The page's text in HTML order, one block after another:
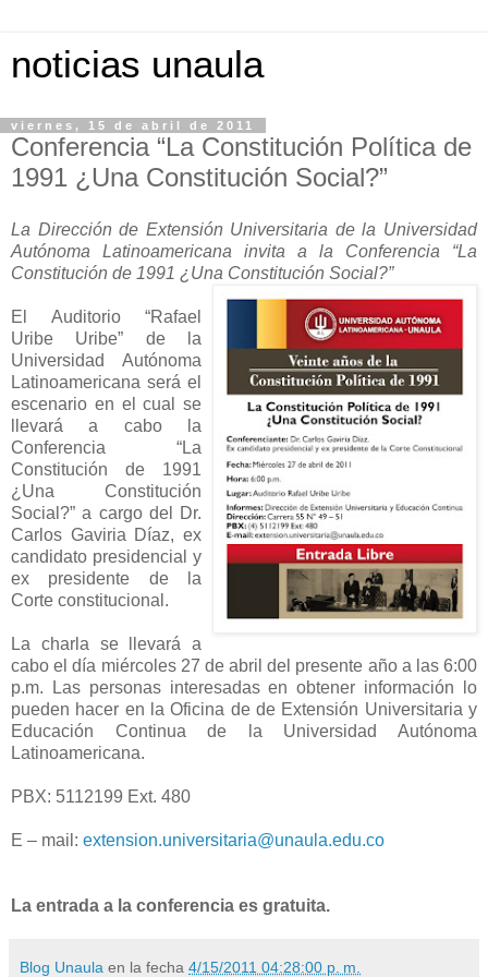
noticias unaula
viernes, 15 de abril de 2011
Conferencia “La Constitución Política de
1991 ¿Una Constitución Social?”
La Dirección de Extensión Universitaria de la Universidad
Autónoma Latinoamericana invita a la Conferencia “La
Constitución de 1991 ¿Una Constitución Social?”
El Auditorio “Rafael
Uribe Uribe” de la
Universidad Autónoma
Latinoamericana será el
escenario en el cual se
llevará a cabo la
Conferencia “La
Constitución de 1991
¿Una Constitución
Social?” a cargo del Dr.
Carlos Gaviria Díaz, ex
candidato presidencial y
ex presidente de la
Corte constitucional.
La charla se llevará a
cabo el día miércoles 27 de abril del presente año a las 6:00
p.m. Las personas interesadas en obtener información lo
pueden hacer en la Oficina de de Extensión Universitaria y
Educación Continua de la Universidad Autónoma
Latinoamericana.
PBX: 5112199 Ext. 480
E – mail: extension.universitaria@unaula.edu.co
La entrada a la conferencia es gratuita.
Blog Unaula en la fecha 4/15/2011 04:28:00 p. m.